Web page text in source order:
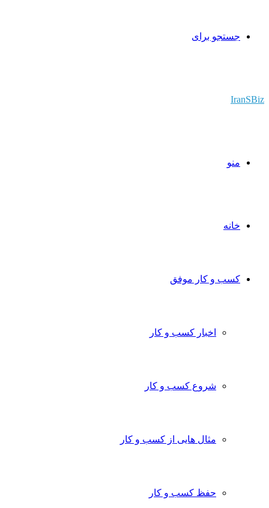
جستجو برای
IranSBiz
منو
خانه
کسب و کار موفق
اخبار کسب و کار
شروع کسب و کار
مثال هایی از کسب و کار
حفظ کسب و کار